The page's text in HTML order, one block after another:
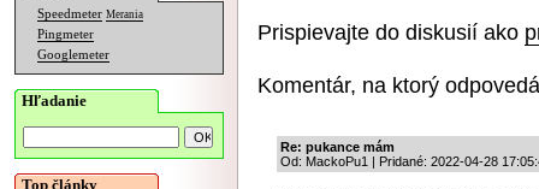
Speedmeter Merania
Pingmeter
Googlemeter
Hľadanie
Top články
Prispievajte do diskusií ako
Komentár, na ktorý
Re: pukance mám
Od: MackoPu1 | Pridané: 2022-04-28